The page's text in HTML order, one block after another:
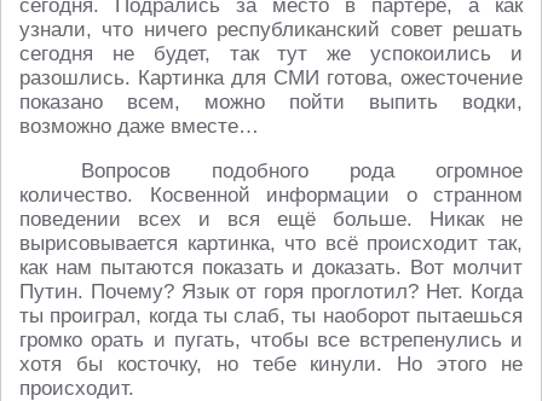
сегодня. Подрались за место в партере, а как
узнали, что ничего республиканский совет решать
сегодня не будет, так тут же успокоились и
разошлись. Картинка для СМИ готова, ожесточение
показано всем, можно пойти выпить водки,
возможно даже вместе…
Вопросов подобного рода огромное
количество. Косвенной информации о странном
поведении всех и вся ещё больше. Никак не
вырисовывается картинка, что всё происходит так,
как нам пытаются показать и доказать. Вот молчит
Путин. Почему? Язык от горя проглотил? Нет. Когда
ты проиграл, когда ты слаб, ты наоборот пытаешься
громко орать и пугать, чтобы все встрепенулись и
хотя бы косточку, но тебе кинули. Но этого не
происходит.